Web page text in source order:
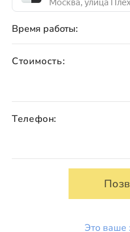
Стоимость:
Время работы:
Телефон:
Это ваше